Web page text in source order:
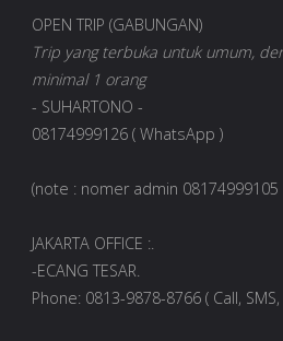
OPEN TRIP (GABUNGAN)
Trip yang terbuka untuk umum,
minimal 1 orang
- SUHARTONO -
08174999126 ( WhatsApp )
(note : nomer admin
JAKARTA OFFICE :.
-ECANG TESAR.
Phone: 0813-9878-8766 ( Call, SMS,